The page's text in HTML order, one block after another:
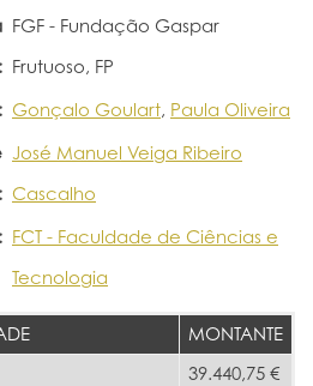
FGF - Fundação Gaspar
Frutuoso, FP
Gonçalo Goulart, Paula Oliveira
José Manuel Veiga Ribeiro
Cascalho
FCT - Faculdade de Ciências e
Tecnologia
MONTANTE
39.440,75 €